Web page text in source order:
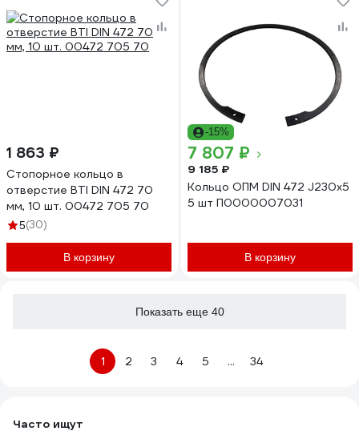
1 863 ₽
Стопорное кольцо в
отверстие BTI DIN 472 70
мм, 10 шт. 00472 705 70
5(30)
В корзину
-15%
7 807 ₽
9 185 ₽
Кольцо ОПМ DIN 472 J230x5
5 шт П0000007031
В корзину
Показать еще 40
1 2 3 4 5 ... 34
Часто ищут